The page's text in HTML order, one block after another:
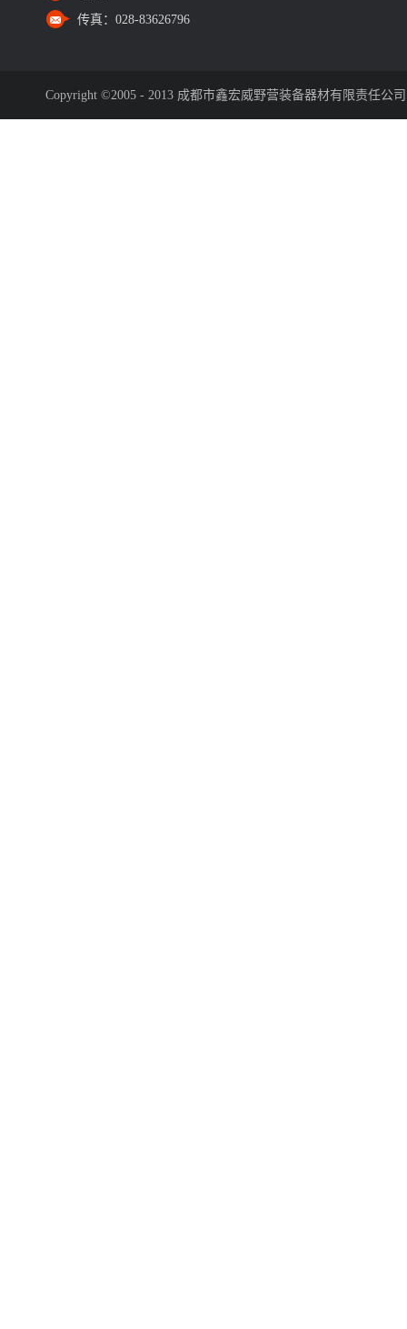
传真： 028-83626796
Copyright ©2005 - 2013 成都市鑫宏威野营装备器材有限责任公司